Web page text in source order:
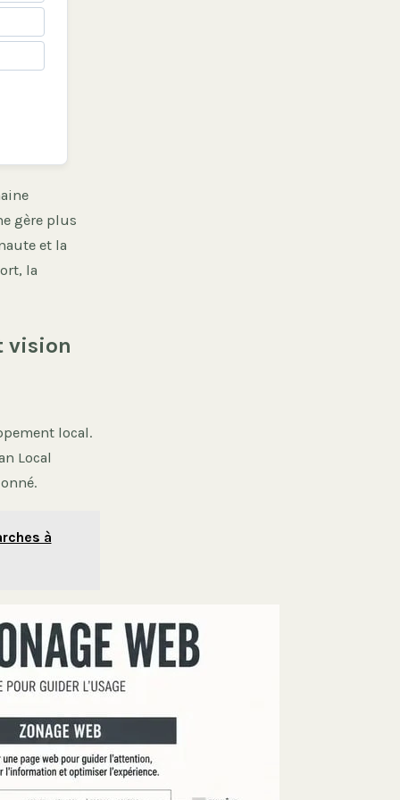
gère plus
et la
la
vision
local.
Local
à